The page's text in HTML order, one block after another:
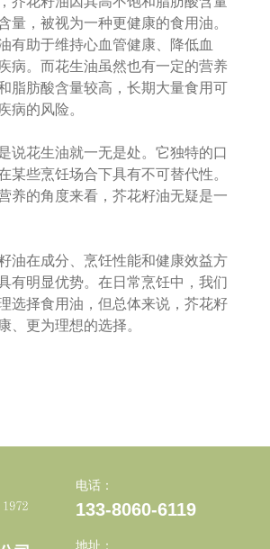
量，被视为一种更健康的食用油。
有助于维持心血管健康、降低血
病。而花生油虽然也有一定的营养
脂肪酸含量较高，长期大量食用可
病的风险。
说花生油就一无是处。它独特的口
某些烹饪场合下具有不可替代性。
养的角度来看，芥花籽油无疑是一
油在成分、烹饪性能和健康效益方
有明显优势。在日常烹饪中，我们
选择食用油，但总体来说，芥花籽
、更为理想的选择。
电话：
133-8060-6119
地址：